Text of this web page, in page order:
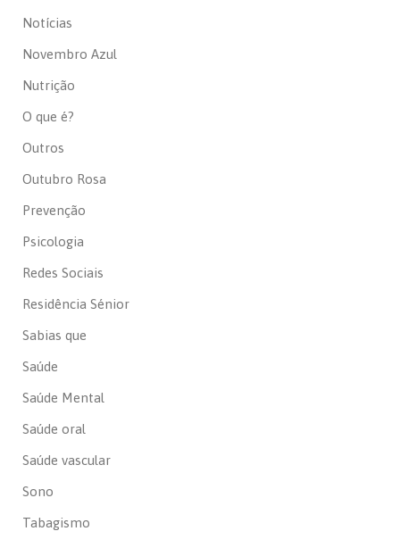
Notícias
Novembro Azul
Nutrição
O que é?
Outros
Outubro Rosa
Prevenção
Psicologia
Redes Sociais
Residência Sénior
Sabias que
Saúde
Saúde Mental
Saúde oral
Saúde vascular
Sono
Tabagismo